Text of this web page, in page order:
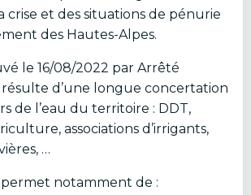
crise et des situations de pénurie
des Hautes-Alpes.
le 16/08/2022 par Arrêté
d’une longue concertation
de l’eau du territoire : DDT,
associations d’irrigants,
…
notamment de :